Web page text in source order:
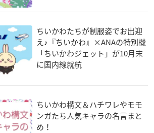
ちいかわたちが制服姿でお出迎
え♪『ちいかわ』×ANAの特別機
「ちいかわジェット」が10月末
に国内線就航
ちいかわ構文＆ハチワレやモモ
ンガたち人気キャラの名言まと
め！